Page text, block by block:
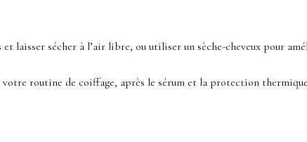
laisser sécher à l’air libre, ou utiliser un sèche-cheveux pour
routine de coiffage, après le sérum et la protection